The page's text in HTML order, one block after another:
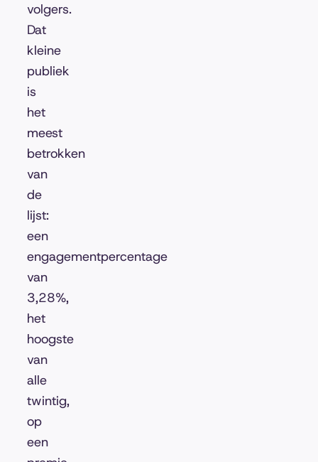
volgers.
Dat
kleine
publiek
is
het
meest
betrokken
van
de
lijst:
een
engagementpercentage
van
3,28%,
het
hoogste
van
alle
twintig,
op
een